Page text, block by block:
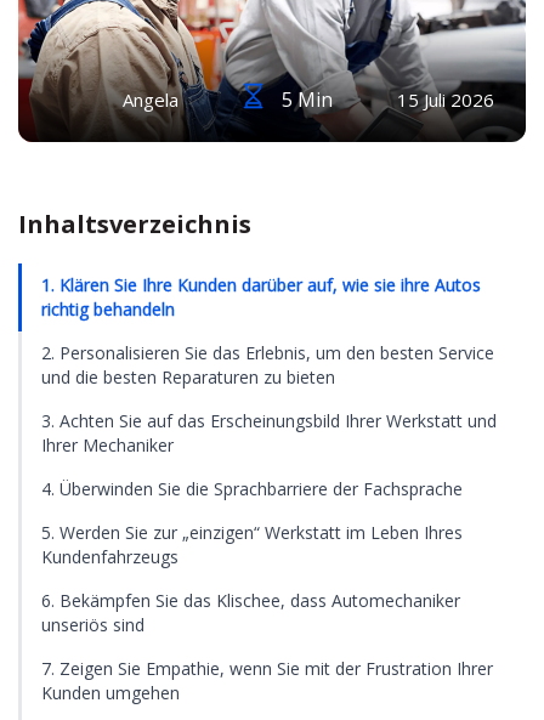
Angela 5 Min 15 Juli 2026
Inhaltsverzeichnis
1. Klären Sie Ihre Kunden darüber auf, wie sie ihre Autos
richtig behandeln
2. Personalisieren Sie das Erlebnis, um den besten Service
und die besten Reparaturen zu bieten
3. Achten Sie auf das Erscheinungsbild Ihrer Werkstatt und
Ihrer Mechaniker
4. Überwinden Sie die Sprachbarriere der Fachsprache
5. Werden Sie zur „einzigen“ Werkstatt im Leben Ihres
Kundenfahrzeugs
6. Bekämpfen Sie das Klischee, dass Automechaniker
unseriös sind
7. Zeigen Sie Empathie, wenn Sie mit der Frustration Ihrer
Kunden umgehen